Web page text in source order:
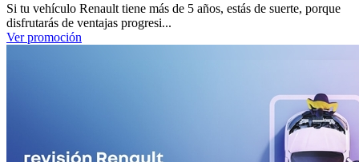
Si tu vehículo Renault tiene más de 5 años, estás de suerte, porque
disfrutarás de ventajas progresi...
Ver promoción